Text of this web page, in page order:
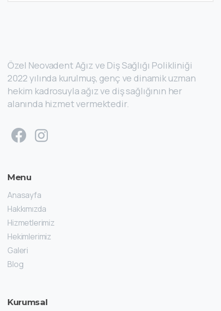
Özel Neovadent Ağız ve Diş Sağlığı Polikliniği
2022 yılında kurulmuş, genç ve dinamik uzman
hekim kadrosuyla ağız ve diş sağlığının her
alanında hizmet vermektedir.
Menu
Anasayfa
Hakkımızda
Hizmetlerimiz
Hekimlerimiz
Galeri
Blog
Kurumsal